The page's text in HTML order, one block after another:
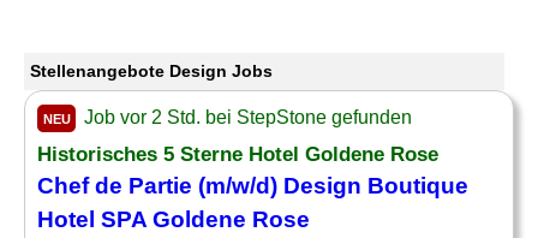
Stellenangebote Design Jobs
NEU Job vor 2 Std. bei StepStone gefunden
Historisches 5 Sterne Hotel Goldene Rose
Chef de Partie (m/w/d) Design Boutique
Hotel SPA Goldene Rose